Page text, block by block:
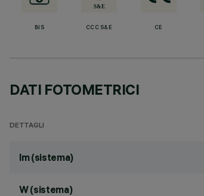
BIS CCC S&E CE
DATI FOTOMETRICI
DETTAGLI
lm (sistema)
W (sistema)